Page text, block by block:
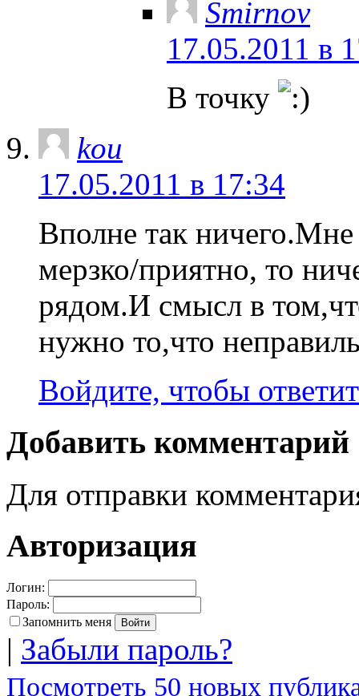
Smirnov
17.05.2011 в
В точку
kou
17.05.2011 в 17:34
Вполне так ничего.Мне
мерзко/приятно, то
рядом.И смысл в
нужно то,что
Войдите, чтобы
Добавить комментарий
Для отправки
Авторизация
Логин:
Пароль:
Запомнить меня
| Забыли пароль?
Посмотреть 50 новых